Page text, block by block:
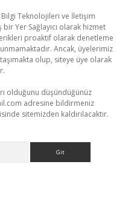
Bilgi Teknolojileri ve İletişim
Yer Sağlayıcı olarak hizmet
proaktif olarak denetleme
Ancak, üyelerimiz
olup, siteye üye olarak
olduğunu düşündüğünüz
adresine bildirmeniz
sitemizden kaldırılacaktır.